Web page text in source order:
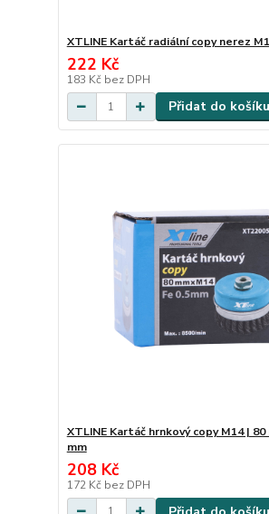
XTLINE Kartáč radiální copy nerez
222 Kč
183 Kč bez DPH
Přidat do košíku
XTLINE Kartáč hrnkový copy M14 | 80
mm
208 Kč
172 Kč bez DPH